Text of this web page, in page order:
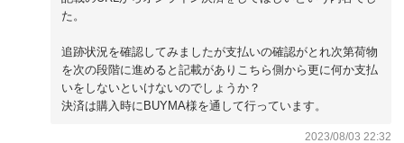
た。
追跡状況を確認してみましたが支払いの確認がとれ次第荷物
を次の段階に進めると記載がありこちら側から更に何か支払
いをしないといけないのでしょうか？
決済は購入時にBUYMA様を通して行っています。
2023/08/03 22:32